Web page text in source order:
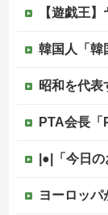
【遊戯王
韓国人「韓国サッカー協会、外国人
昭和を代表する女優の晩年
PTA会長「
|●|「今日のお前らが言うな大
ヨーロッパが右翼政党